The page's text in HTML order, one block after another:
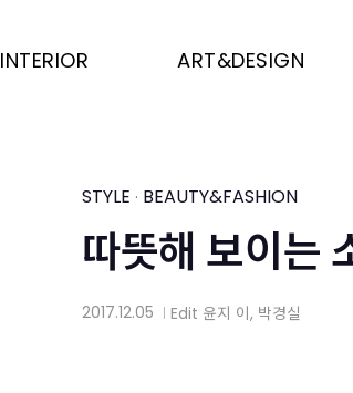
INTERIOR ART&DESIGN
STYLE · BEAUTY&FASHION
따뜻해 보이는
2017.12.05 Edit 윤지 이, 박경실